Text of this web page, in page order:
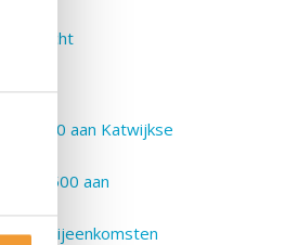
herdacht
€ 300 aan Katwijkse
€ 2.500 aan
alle bijeenkomsten